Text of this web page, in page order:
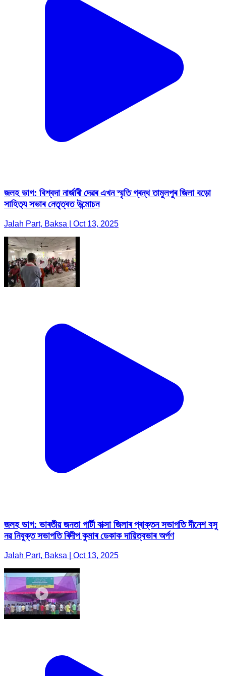
জলহ ভাগ: বিশ্বদা নাৰ্জাৰী দেৱৰ এখন স্মৃতি গ্ৰন্থ তামুলপুৰ জিলা বড়ো
সাহিত‍্য সভাৰ নেতৃত্বত উন্মোচন
Jalah Part, Baksa | Oct 13, 2025
জলহ ভাগ: ভাৰতীয় জনতা পাৰ্টী বাক্সা জিলাৰ প্ৰাক্তন সভাপতি দীনেশ বসু
নৱ নিযুক্ত সভাপতি ৰিদীপ কুমাৰ ডেকাক দায়িত্বভাৰ অৰ্পণ
Jalah Part, Baksa | Oct 13, 2025